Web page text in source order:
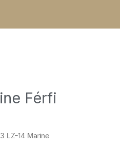
Férfi
LZ-14 Marine